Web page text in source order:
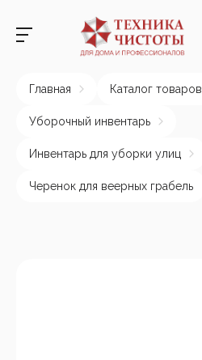
Главная Каталог товаров
Уборочный инвентарь
Инвентарь для уборки улиц
Черенок для веерных грабель